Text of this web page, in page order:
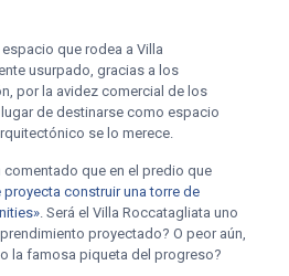
que rodea a Villa
usurpado, gracias a los
por la avidez comercial de los
de destinarse como espacio
se lo merece.
que en el predio que
proyecta construir una torre de
. Será el Villa Roccatagliata uno
proyectado? O peor aún,
la famosa piqueta del progreso?